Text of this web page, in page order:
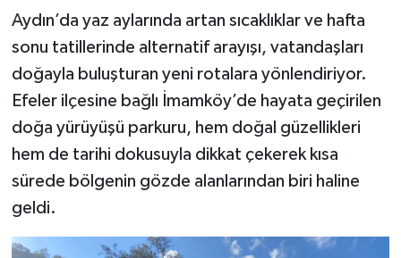
Aydın’da yaz aylarında artan sıcaklıklar ve hafta
sonu tatillerinde alternatif arayışı, vatandaşları
doğayla buluşturan yeni rotalara yönlendiriyor.
Efeler ilçesine bağlı İmamköy’de hayata geçirilen
doğa yürüyüşü parkuru, hem doğal güzellikleri
hem de tarihi dokusuyla dikkat çekerek kısa
sürede bölgenin gözde alanlarından biri haline
geldi.